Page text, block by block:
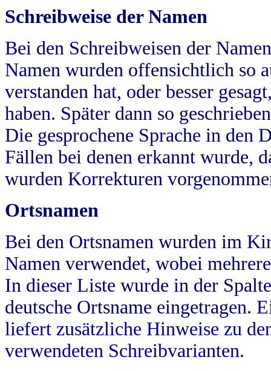
Schreibweise der Namen
Bei den Schreibweisen der
Namen wurden offensichtlich so
verstanden hat, oder besser
haben. Später dann so
Die gesprochene Sprache in
Fällen bei denen erkannt wurde,
wurden Korrekturen
Ortsnamen
Bei den Ortsnamen wurden im
Namen verwendet, wobei
In dieser Liste wurde in der
deutsche Ortsname eingetragen.
liefert zusätzliche Hinweise zu
verwendeten Schreibvarianten.